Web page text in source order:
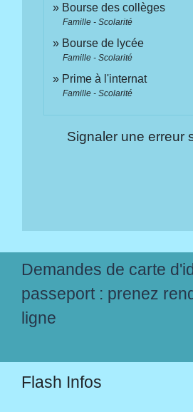
Bourse des collèges
Famille - Scolarité
Bourse de lycée
Famille - Scolarité
Prime à l'internat
Famille - Scolarité
Signaler une erreur
Demandes de carte
passeport : prenez
ligne
Flash Infos